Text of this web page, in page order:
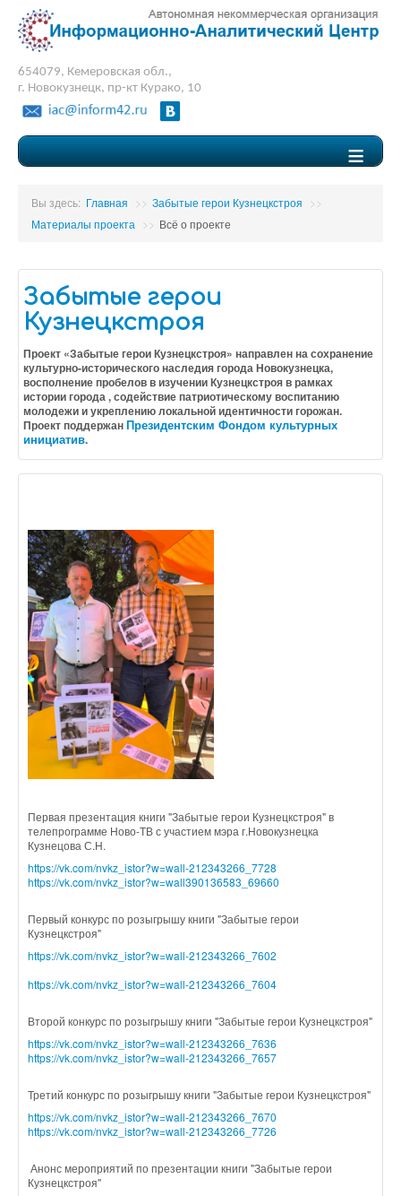
654079, Кемеровская обл.,
г. Новокузнецк, пр-кт Курако, 10
≡
Вы здесь: Главная >> Забытые герои Кузнецкстроя
>>
Материалы проекта >> Всё о проекте
Забытые герои
Кузнецкстроя
Проект «Забытые герои Кузнецкстроя» направлен на сохранение
культурно-исторического наследия города Новокузнецка,
восполнение пробелов в изучении Кузнецкстроя в рамках
истории города , содействие патриотическому воспитанию
молодежи и укреплению локальной идентичности горожан.
Проект поддержанПрезидентским Фондом культурных
инициатив.
Первая презентация книги "Забытые герои Кузнецкстроя" в
телепрограмме Ново-ТВ с участием мэра г.Новокузнецка
Кузнецова С.Н.
https://vk.com/nvkz_istor?w=wall-212343266_7728
https://vk.com/nvkz_istor?w=wall390136583_69660
Первый конкурс по розыгрышу книги "Забытые герои
Кузнецкстроя"
https://vk.com/nvkz_istor?w=wall-212343266_7602
https://vk.com/nvkz_istor?w=wall-212343266_7604
Второй конкурс по розыгрышу книги "Забытые герои Кузнецкстроя"
https://vk.com/nvkz_istor?w=wall-212343266_7636
https://vk.com/nvkz_istor?w=wall-212343266_7657
Третий конкурс по розыгрышу книги "Забытые герои Кузнецкстроя"
https://vk.com/nvkz_istor?w=wall-212343266_7670
https://vk.com/nvkz_istor?w=wall-212343266_7726
Анонс мероприятий по презентации книги "Забытые герои
Кузнецкстроя"